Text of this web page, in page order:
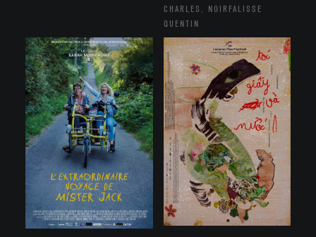
CHARLES, NOIRFALISSE
QUENTIN